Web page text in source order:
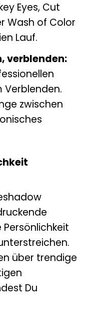
Eyes, Cut
Wash of Color
Lauf.
verblenden:
zwischen
über trendige
Du